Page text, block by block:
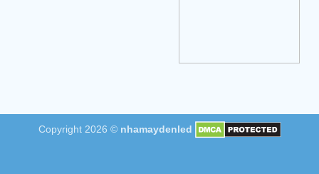
Copyright 2026 © nhamaydenled